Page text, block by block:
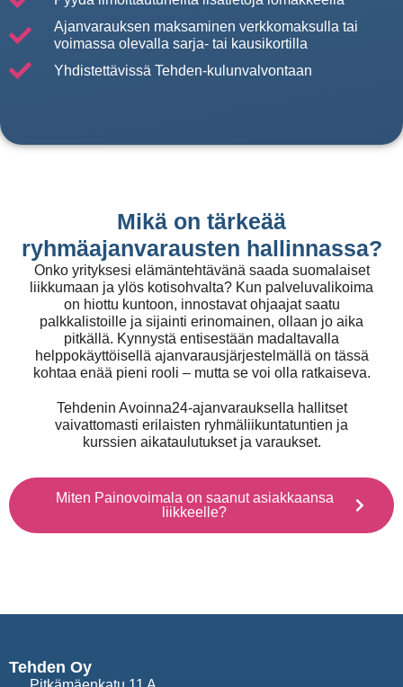
Ajanvarauksen maksaminen verkkomaksulla tai
voimassa olevalla sarja- tai kausikortilla
Yhdistettävissä Tehden-kulunvalvontaan
Mikä on tärkeää
ryhmäajanvarausten hallinnassa?
Onko yrityksesi elämäntehtävänä saada suomalaiset
liikkumaan ja ylös kotisohvalta? Kun palveluvalikoima
on hiottu kuntoon, innostavat ohjaajat saatu
palkkalistoille ja sijainti erinomainen, ollaan jo aika
pitkällä. Kynnystä entisestään madaltavalla
helppokäyttöisellä ajanvarausjärjestelmällä on tässä
kohtaa enää pieni rooli – mutta se voi olla ratkaiseva.
Tehdenin Avoinna24-ajanvarauksella hallitset
vaivattomasti erilaisten ryhmäliikuntatuntien ja
kurssien aikataulutukset ja varaukset.
Miten Painovoimala on saanut asiakkaansa
liikkeelle?
Tehden Oy